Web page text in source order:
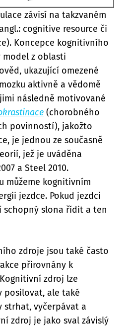
závisí na takzvaném
cognitive resource či
Koncepce kognitivního
z oblasti
ukazující omezené
aktivně a vědomě
následně motivované
(chorobného
povinností), jakožto
je jednou ze současně
jež je uváděna
a Steel 2010.
můžeme kognitivním
jezdce. Pokud jezdci
schopný slona řídit a ten
zdroje jsou také často
přirovnány k
zdroj lze
posilovat, ale také
strhat, vyčerpávat a
zdroj je jako sval závislý